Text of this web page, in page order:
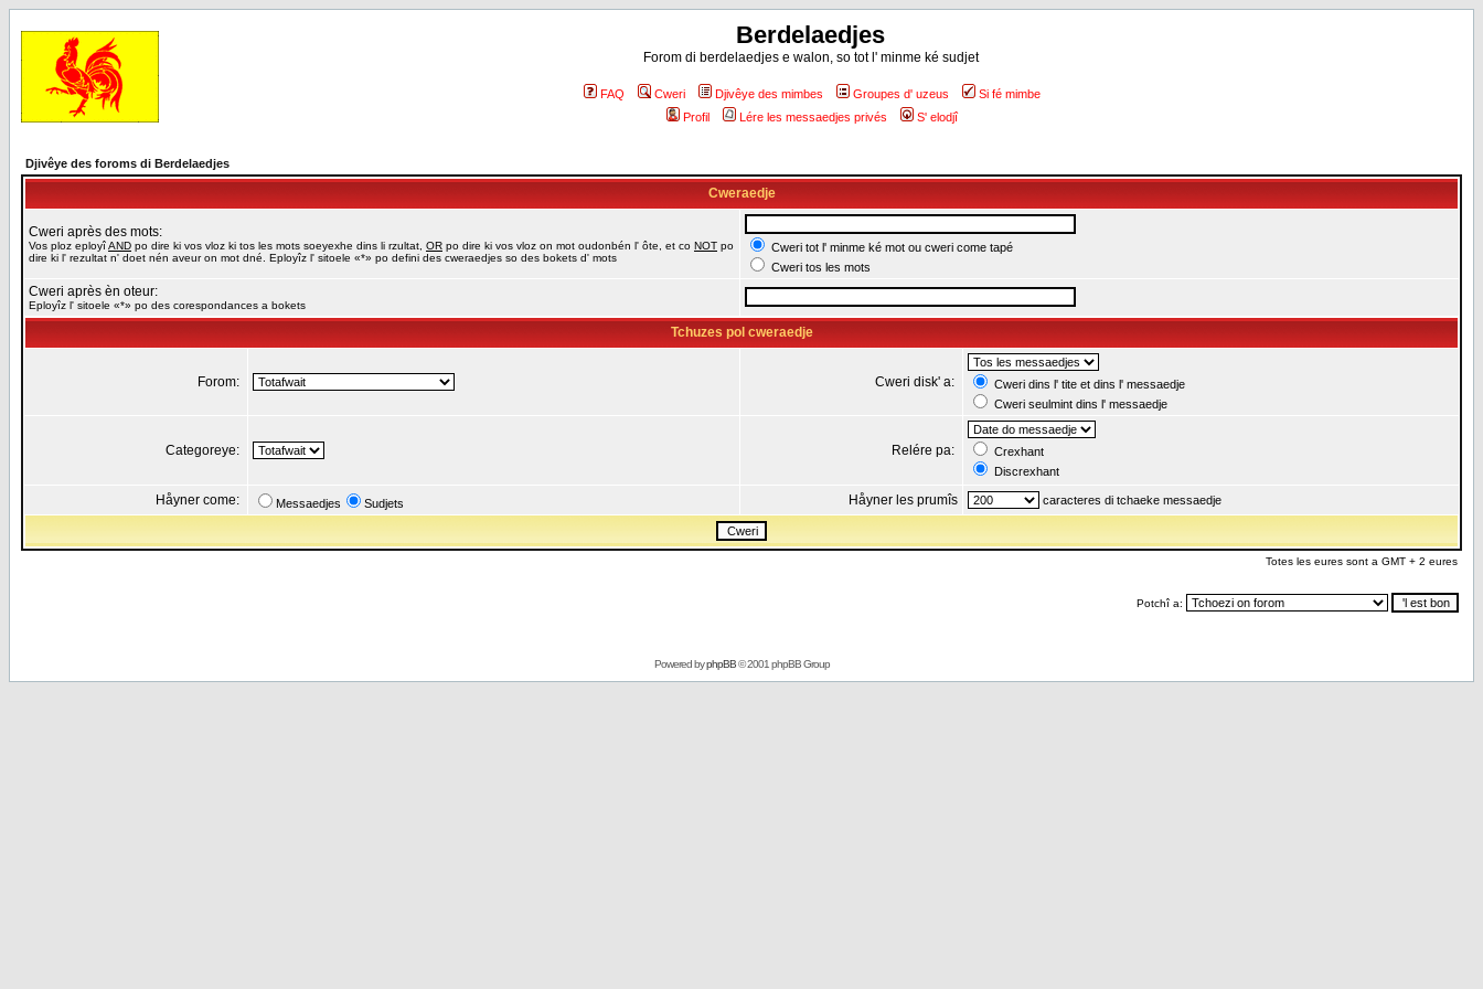
Berdelaedjes
Forom di berdelaedjes e walon, so tot l' minme ké sudjet
FAQ Cweri Djivêye des mimbes Groupes d' uzeus
Si fé mimbe
Profil
Lére les messaedjes privés S' elodjî
Djivêye des foroms di Berdelaedjes
Cweraedje
Cweri après des mots:
Vos ploz eployîAND po dire ki vos vloz ki tos les mots soeyexhe dins li rzultat, OR po dire ki vos vloz on mot oudonbén l' ôte, et co NOT po
dire ki l' rezultat n' doet nén aveur on mot dné. Eployîz l' sitoele «*» po defini des cweraedjes so des bokets d' mots
Cweri tot l' minme ké mot ou cweri come tapé
Cweri tos les mots
Cweri après èn oteur:
Eployîz l' sitoele «*» po des corespondances a bokets
Tchuzes pol cweraedje
Forom: Cweri disk' a:
Cweri dins l' tite et dins l' messaedje
Cweri seulmint dins l' messaedje
Categoreye: Relére pa:
Crexhant
Discrexhant
Håyner come: Messaedjes Sudjets Håyner les prumîs caracteres di tchaeke messaedje
Totes les eures sont a GMT + 2 eures
Potchî a:
Powered byphpBB© 2001 phpBB Group